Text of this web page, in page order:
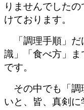
りませんでした
けております。
「調理手順」だ
識」「食べ方」
です。
その中でも「調
いと、皆、真剣に